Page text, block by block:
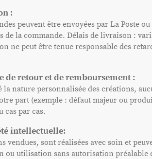
:
peuvent être envoyées par La Poste
de la commande. Délais de livraison :
ne peut être tenue responsable des
de retour et de remboursement :
la nature personnalisée des créations,
part (exemple : défaut majeur ou
cas par cas.
intellectuelle:
vendues, sont réalisées avec soin et
ou utilisation sans autorisation préalable